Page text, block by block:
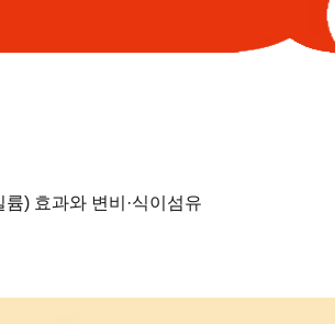
) 효과와 변비·식이섬유